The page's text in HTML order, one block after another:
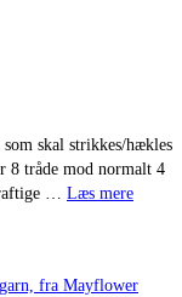
skal strikkes/hækles
8 tråde mod normalt 4
… Læs mere